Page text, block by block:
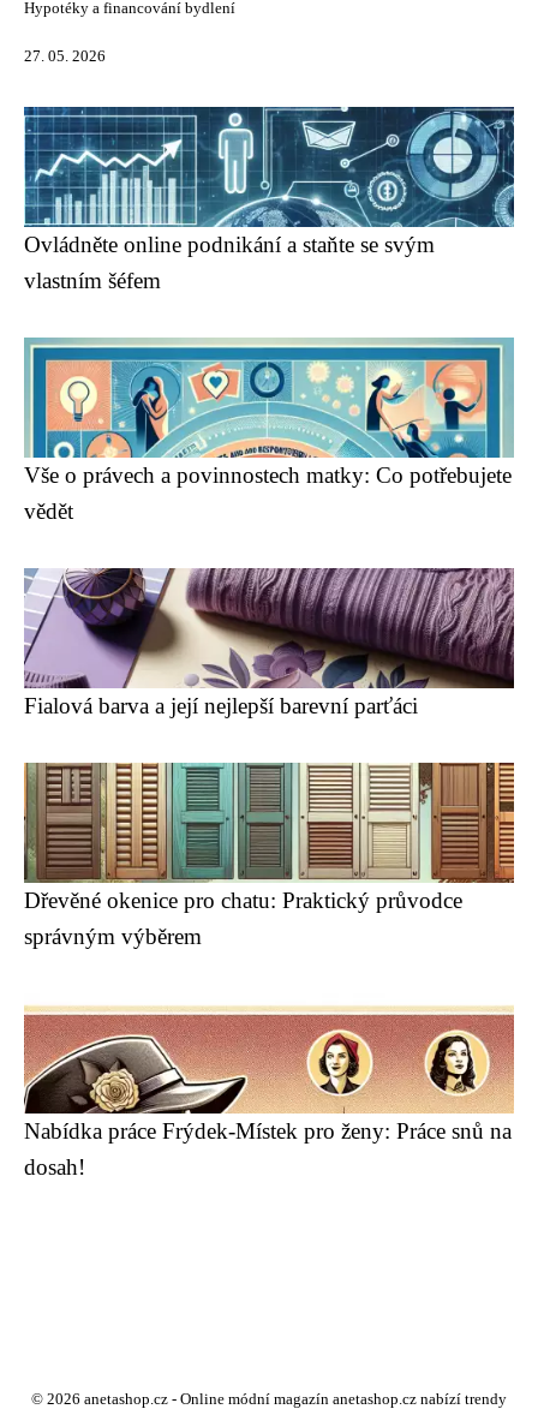
Hypotéky a financování bydlení
27. 05. 2026
Ovládněte online podnikání a staňte se svým
vlastním šéfem
Vše o právech a povinnostech matky: Co potřebujete
vědět
Fialová barva a její nejlepší barevní parťáci
Dřevěné okenice pro chatu: Praktický průvodce
správným výběrem
Nabídka práce Frýdek-Místek pro ženy: Práce snů na
dosah!
© 2026 anetashop.cz - Online módní magazín anetashop.cz nabízí trendy